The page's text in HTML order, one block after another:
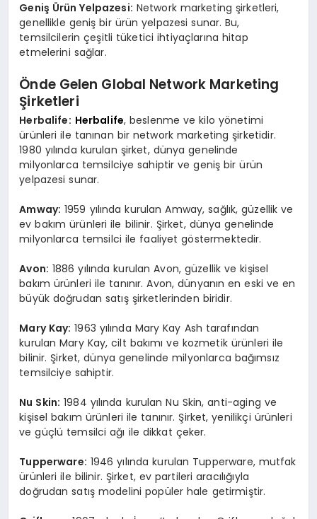
Geniş Ürün Yelpazesi: Network marketing şirketleri,
genellikle geniş bir ürün yelpazesi sunar. Bu,
temsilcilerin çeşitli tüketici ihtiyaçlarına hitap
etmelerini sağlar.
Önde Gelen Global Network Marketing
Şirketleri
Herbalife: Herbalife, beslenme ve kilo yönetimi
ürünleri ile tanınan bir network marketing şirketidir.
1980 yılında kurulan şirket, dünya genelinde
milyonlarca temsilciye sahiptir ve geniş bir ürün
yelpazesi sunar.
Amway: 1959 yılında kurulan Amway, sağlık, güzellik ve
ev bakım ürünleri ile bilinir. Şirket, dünya genelinde
milyonlarca temsilci ile faaliyet göstermektedir.
Avon: 1886 yılında kurulan Avon, güzellik ve kişisel
bakım ürünleri ile tanınır. Avon, dünyanın en eski ve en
büyük doğrudan satış şirketlerinden biridir.
Mary Kay: 1963 yılında Mary Kay Ash tarafından
kurulan Mary Kay, cilt bakımı ve kozmetik ürünleri ile
bilinir. Şirket, dünya genelinde milyonlarca bağımsız
temsilciye sahiptir.
Nu Skin: 1984 yılında kurulan Nu Skin, anti-aging ve
kişisel bakım ürünleri ile tanınır. Şirket, yenilikçi ürünleri
ve güçlü temsilci ağı ile dikkat çeker.
Tupperware: 1946 yılında kurulan Tupperware, mutfak
ürünleri ile bilinir. Şirket, ev partileri aracılığıyla
doğrudan satış modelini popüler hale getirmiştir.